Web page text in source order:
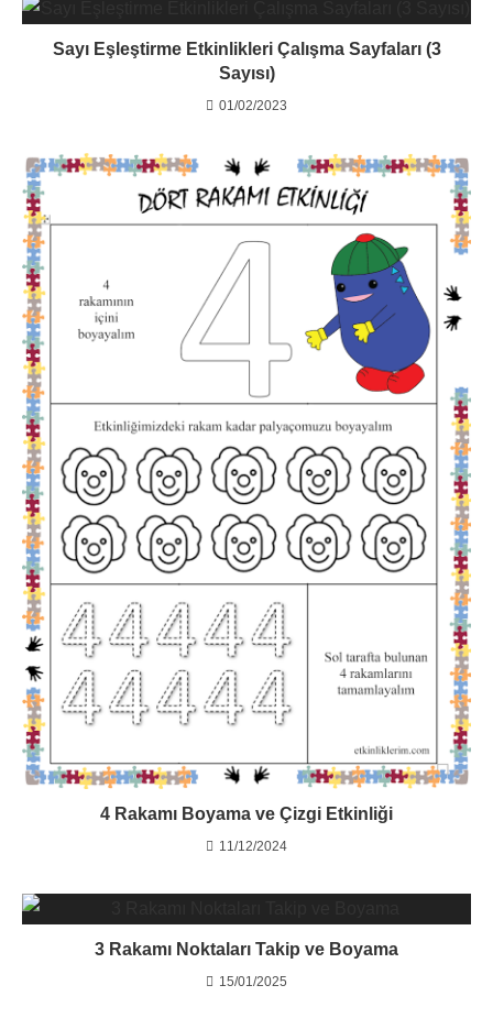
Sayı Eşleştirme Etkinlikleri Çalışma Sayfaları (3
Sayısı)
01/02/2023
4 Rakamı Boyama ve Çizgi Etkinliği
11/12/2024
3 Rakamı Noktaları Takip ve Boyama
15/01/2025